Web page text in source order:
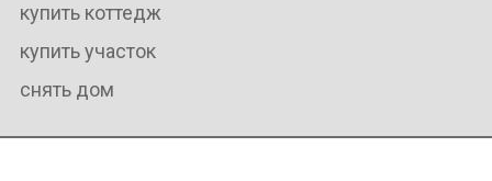
купить коттедж
купить участок
снять дом